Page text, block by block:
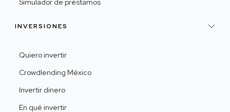
Simulador de préstamos
INVERSIONES
Quiero invertir
Crowdlending México
Invertir dinero
En qué invertir